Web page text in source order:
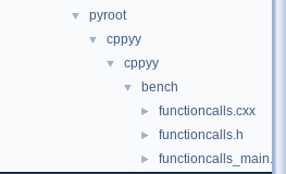
▼ pyroot
▼ cppyy
▼ cppyy
▼ bench
► functioncalls.cxx
► functioncalls.h
► functioncalls_main.cxx